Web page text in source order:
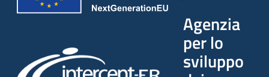
Agenzia
per lo
sviluppo